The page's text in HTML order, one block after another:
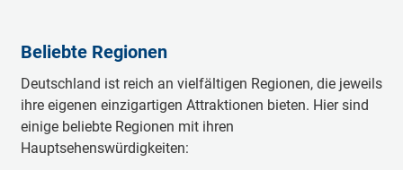
Beliebte Regionen
Deutschland ist reich an vielfältigen Regionen, die jeweils
ihre eigenen einzigartigen Attraktionen bieten. Hier sind
einige beliebte Regionen mit ihren
Hauptsehenswürdigkeiten: